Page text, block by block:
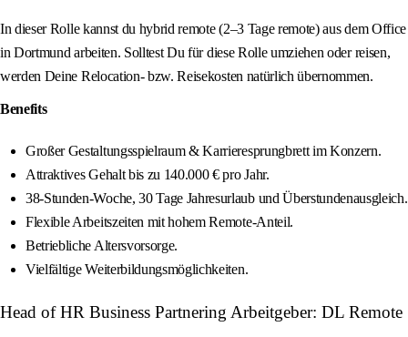
In dieser Rolle kannst du hybrid remote (2–3 Tage remote) aus dem Office
in Dortmund arbeiten. Solltest Du für diese Rolle umziehen oder reisen,
werden Deine Relocation‑ bzw. Reisekosten natürlich übernommen.
Benefits
Großer Gestaltungsspielraum & Karrieresprungbrett im Konzern.
Attraktives Gehalt bis zu 140.000 € pro Jahr.
38‑Stunden‑Woche, 30 Tage Jahresurlaub und Überstundenausgleich.
Flexible Arbeitszeiten mit hohem Remote‑Anteil.
Betriebliche Altersvorsorge.
Vielfältige Weiterbildungsmöglichkeiten.
Head of HR Business Partnering Arbeitgeber: DL Remote